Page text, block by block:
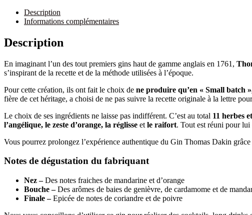
Description
Informations complémentaires
Description
En imaginant l’un des tout premiers gins haut de gamme anglais en 1761,
s’inspirant de la recette et de la méthode utilisées à l’époque.
Pour cette création, ils ont fait le choix de ne produire qu’en « Small batch
fière de cet héritage, a choisi de ne pas suivre la recette originale à la lettre
Le choix de ses ingrédients ne laisse pas indifférent. C’est au total 11 herbes
l’angélique, le zeste d’orange, la réglisse et le raifort. Tout est réuni pour
Vous pourrez prolongez l’expérience authentique du Gin Thomas Dakin grâce
Notes de dégustation du fabriquant
Nez – Des notes fraiches de mandarine et d’orange
Bouche – Des arômes de baies de genièvre, de cardamome et de
Finale – Epicée de notes de coriandre et de poivre